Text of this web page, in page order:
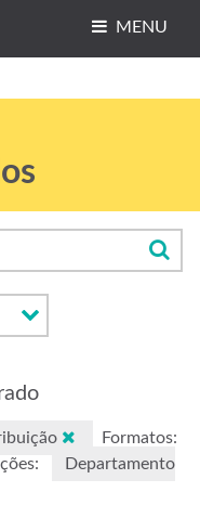
MENU
Formatos:
Departamento